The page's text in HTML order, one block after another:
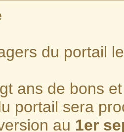
du portail
ans de bons
portail sera
au 1er